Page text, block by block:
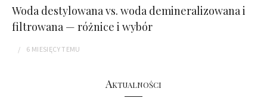
Woda destylowana vs. woda demineralizowana i
filtrowana — różnice i wybór
6 MIESIĘCYTEMU
Aktualności